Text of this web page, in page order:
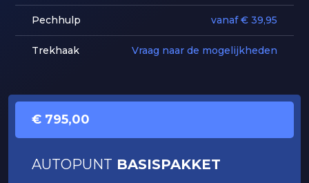
Pechhulp vanaf € 39,95
Trekhaak Vraag naar de mogelijkheden
€ 795,00
AUTOPUNT BASISPAKKET